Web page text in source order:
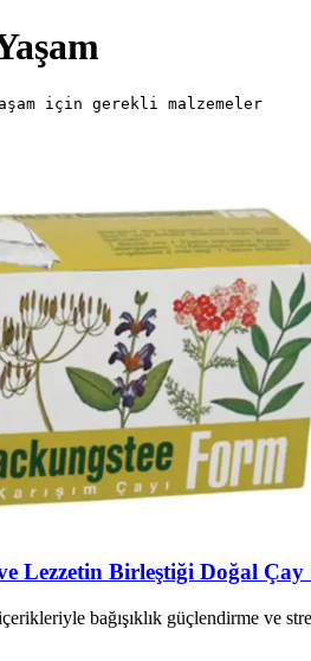
için gerekli malzemeler
Lezzetin Birleştiği Doğal Çay
bağışıklık güçlendirme ve